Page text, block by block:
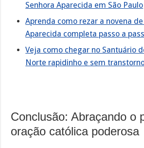
Senhora Aparecida em São Paulo
Aprenda como rezar a novena
Aparecida completa passo a
Veja como chegar no Santuário
Norte rapidinho e sem
Conclusão: Abraçando o
oração católica poderosa